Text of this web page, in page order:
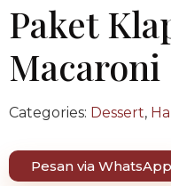
Paket
Macaroni
Categories: Dessert,
Pesan via WhatsApp